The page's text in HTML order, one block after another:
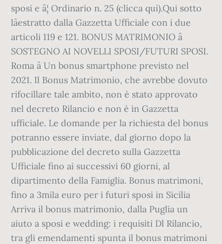
sposi e â¦ Ordinario n. 25 (clicca qui).Qui sotto
lâestratto dalla Gazzetta Ufficiale con i due
articoli 119 e 121. BONUS MATRIMONIO â
SOSTEGNO AI NOVELLI SPOSI/FUTURI SPOSI.
Roma â Un bonus smartphone previsto nel
2021. Il Bonus Matrimonio, che avrebbe dovuto
rifocillare tale ambito, non è stato approvato
nel decreto Rilancio e non è in Gazzetta
ufficiale. Le domande per la richiesta del bonus
potranno essere inviate, dal giorno dopo la
pubblicazione del decreto sulla Gazzetta
Ufficiale fino ai successivi 60 giorni, al
dipartimento della Famiglia. Bonus matrimoni,
fino a 3mila euro per i futuri sposi in Sicilia
Arriva il bonus matrimonio, dalla Puglia un
aiuto a sposi e wedding: i requisiti Dl Rilancio,
tra gli emendamenti spunta il bonus matrimoni